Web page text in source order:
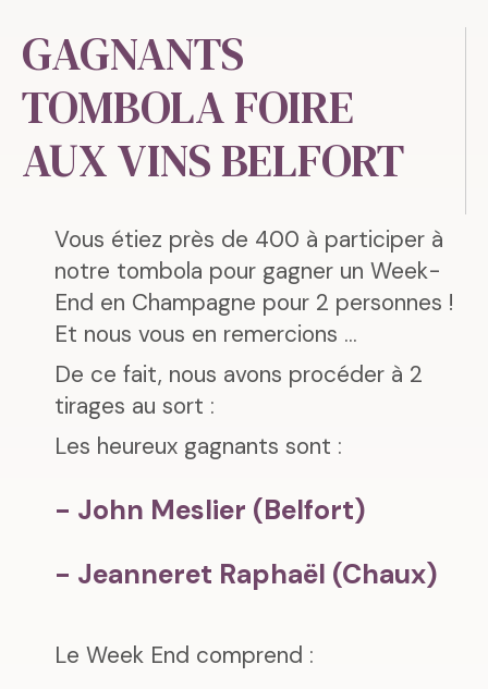
GAGNANTS
TOMBOLA FOIRE
AUX VINS BELFORT
Vous étiez près de 400 à participer à
notre tombola pour gagner un Week-
End en Champagne pour 2 personnes !
Et nous vous en remercions ...
De ce fait, nous avons procéder à 2
tirages au sort :
Les heureux gagnants sont :
- John Meslier (Belfort)
- Jeanneret Raphaël (Chaux)
Le Week End comprend :